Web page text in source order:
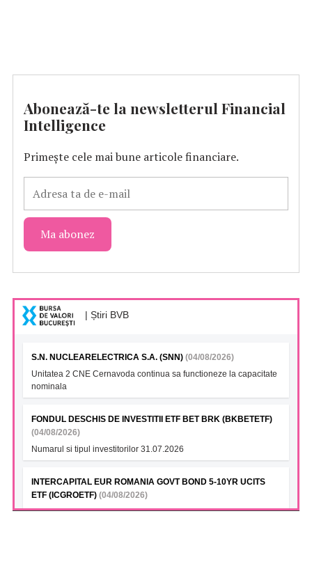
Abonează-te la newsletterul Financial
Intelligence
Primește cele mai bune articole financiare.
| Știri BVB
S.N. NUCLEARELECTRICA S.A. (SNN) (04/08/2026)
Unitatea 2 CNE Cernavoda continua sa functioneze la capacitate
nominala
FONDUL DESCHIS DE INVESTITII ETF BET BRK (BKBETETF)
(04/08/2026)
Numarul si tipul investitorilor 31.07.2026
INTERCAPITAL EUR ROMANIA GOVT BOND 5-10YR UCITS
ETF (ICGROETF) (04/08/2026)
VAN la data 03.08.2026